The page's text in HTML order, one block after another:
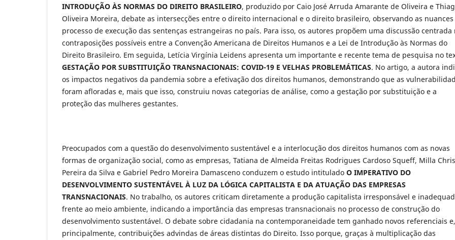
INTRODUÇÃO ÀS NORMAS DO DIREITO BRASILEIRO, produzido por Caio José Arruda Amarante de Oliveira e
Oliveira Moreira, debate as intersecções entre o direito internacional e o direito brasileiro, observando as
processo de execução das sentenças estrangeiras no país. Para isso, os autores propõem uma discussão centrada
contraposições possíveis entre a Convenção Americana de Direitos Humanos e a Lei de Introdução às Normas do
Direito Brasileiro. Em seguida, Letícia Virgínia Leidens apresenta um importante e recente tema de pesquisa no
GESTAÇÃO POR SUBSTITUIÇÃO TRANSNACIONAIS: COVID-19 E VELHAS PROBLEMÁTICAS. No artigo, a autora
os impactos negativos da pandemia sobre a efetivação dos direitos humanos, demonstrando que as
foram afloradas e, mais que isso, construiu novas categorias de análise, como a gestação por substituição e a
proteção das mulheres gestantes.
Preocupados com a questão do desenvolvimento sustentável e a interlocução dos direitos humanos com as novas
formas de organização social, como as empresas, Tatiana de Almeida Freitas Rodrigues Cardoso Squeff, Milla
Pereira da Silva e Gabriel Pedro Moreira Damasceno conduzem o estudo intitulado O IMPERATIVO DO
DESENVOLVIMENTO SUSTENTÁVEL À LUZ DA LÓGICA CAPITALISTA E DA ATUAÇÃO DAS EMPRESAS
TRANSNACIONAIS. No trabalho, os autores criticam diretamente a produção capitalista irresponsável e
frente ao meio ambiente, indicando a importância das empresas transnacionais no processo de construção do
desenvolvimento sustentável. O debate sobre cidadania na contemporaneidade tem ganhado novos referenciais e,
principalmente, contribuições advindas de áreas distintas do Direito. Isso porque, graças à multiplicação das